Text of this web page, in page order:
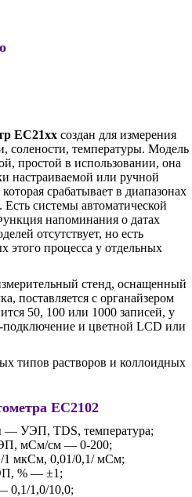
ЕС21хх создан для измерения
солености, температуры. Модель
простой в использовании, она
настраиваемой или ручной
срабатывает в диапазонах
системы автоматической
напоминания о датах
отсутствует, но есть
этого процесса у отдельных
стенд, оснащенный
поставляется с органайзером
50, 100 или 1000 записей, у
подключение и цветной LCD или
типов растворов и коллоидных
EC2102
— УЭП, TDS, температура;
мСм/см — 0-200;
мкСм, 0,01/0,1/ мСм;
% — ±1;
0,1/1,0/10,0;